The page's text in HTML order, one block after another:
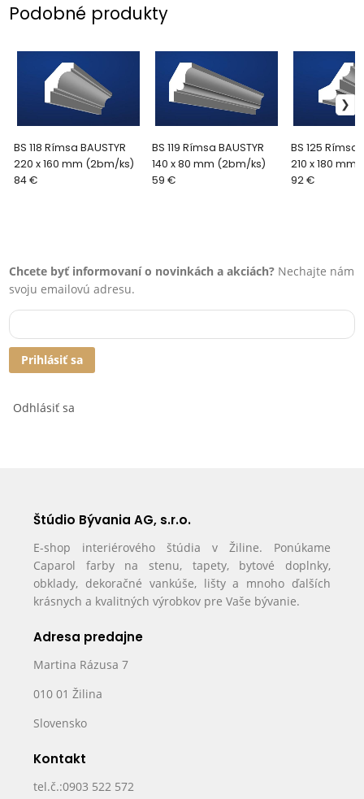
Podobné produkty
BS 118 Rímsa BAUSTYR
220 x 160 mm (2bm/ks)
84 €
BS 119 Rímsa BAUSTYR
140 x 80 mm (2bm/ks)
59 €
BS 125 Rímsa
210 x 180
92 €
Chcete byť informovaní o novinkách a akciách? Nechajte nám
svoju emailovú adresu.
Prihlásiť sa
Odhlásiť sa
Štúdio Bývania AG, s.r.o.
E-shop interiérového štúdia v Žiline. Ponúkame
Caparol farby na stenu, tapety, bytové doplnky,
obklady, dekoračné vankúše, lišty a mnoho ďalších
krásnych a kvalitných výrobkov pre Vaše bývanie.
Adresa predajne
Martina Rázusa 7
010 01 Žilina
Slovensko
Kontakt
tel.č.:0903 522 572